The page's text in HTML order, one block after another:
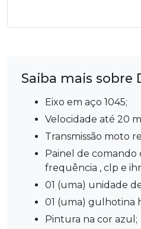
Saiba mais sobre
eixo em aço 1045;
velocidade até 20
transmissão moto
painel de comando com inversor de
frequência , clp e
01 (uma) unidade
01 (uma) gulhotina
pintura na cor azul;